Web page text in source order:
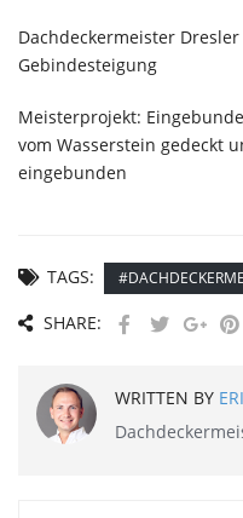
Dachdeckermeister
Gebindesteigung
Meisterprojekt:
vom Wasserstein gedeckt
eingebunden
TAGS:
SHARE:
WRITTEN BY